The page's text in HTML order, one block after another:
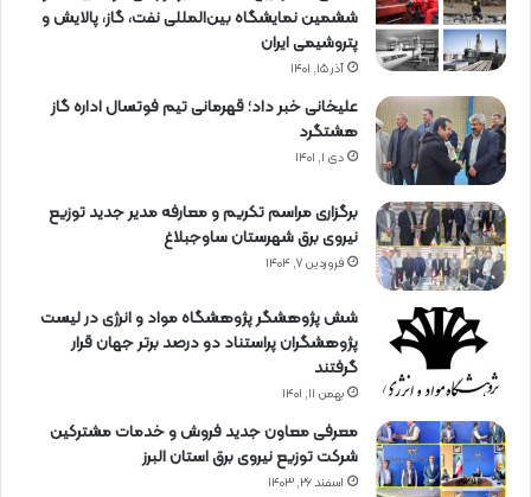
ششمین نمایشگاه بین‌المللی نفت، گاز، پالایش و
پتروشیمی ایران
آذر ۱۵, ۱۴۰۱
علیخانی خبر داد؛ قهرمانی تیم فوتسال اداره گاز
هشتگرد
دی ۱, ۱۴۰۱
برگزاری مراسم تكریم و معارفه مدیر جدید توزیع
نیروی برق شهرستان ساوجبلاغ
فروردین ۷, ۱۴۰۴
شش پژوهشگر پژوهشگاه مواد و انرژی در لیست
پژوهشگران پراستناد دو درصد برتر جهان قرار
گرفتند
بهمن ۱۱, ۱۴۰۱
معرفی معاون جدید فروش و خدمات مشتركین
شركت توزیع نیروی برق استان البرز
اسفند ۲۶, ۱۴۰۳